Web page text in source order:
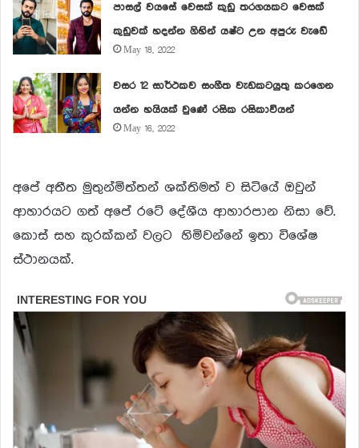
පාසල් වයසේ වෙසක් කුඩු තරගයකට වෙසක්
කුඩුවක් හදන්න ගිහින් යෂ්ට උන අපුරු වැඩේ
May 18, 2022
වසර 12 සාර්ථකව සංගීත වැඩකටයුතු කරගෙන
යන්න හයියක් වුණේ රසික රසිකාවියන්
May 16, 2022
අපේ අතීත මුතුන්මිත්තන් ශක්තිමත් ව සිටියේ ඔවුන්
ආහාරයට ගත් අපේ රටේ දේශීය ආහාරපාන නිසා වේ.
කොස් සහ කුරක්කන් වලට හිමිවන්නේ ඉතා විශේෂ
ස්ථානයක්.